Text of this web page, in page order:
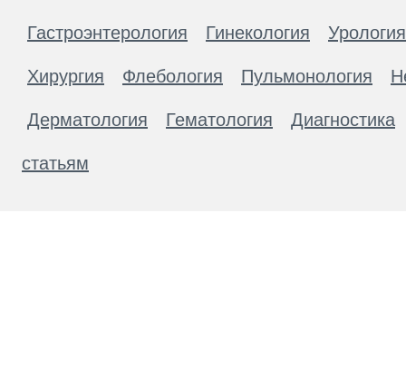
Гастроэнтерология Гинекология Урология
Хирургия Флебология Пульмонология
Дерматология Гематология Диагностика
статьям